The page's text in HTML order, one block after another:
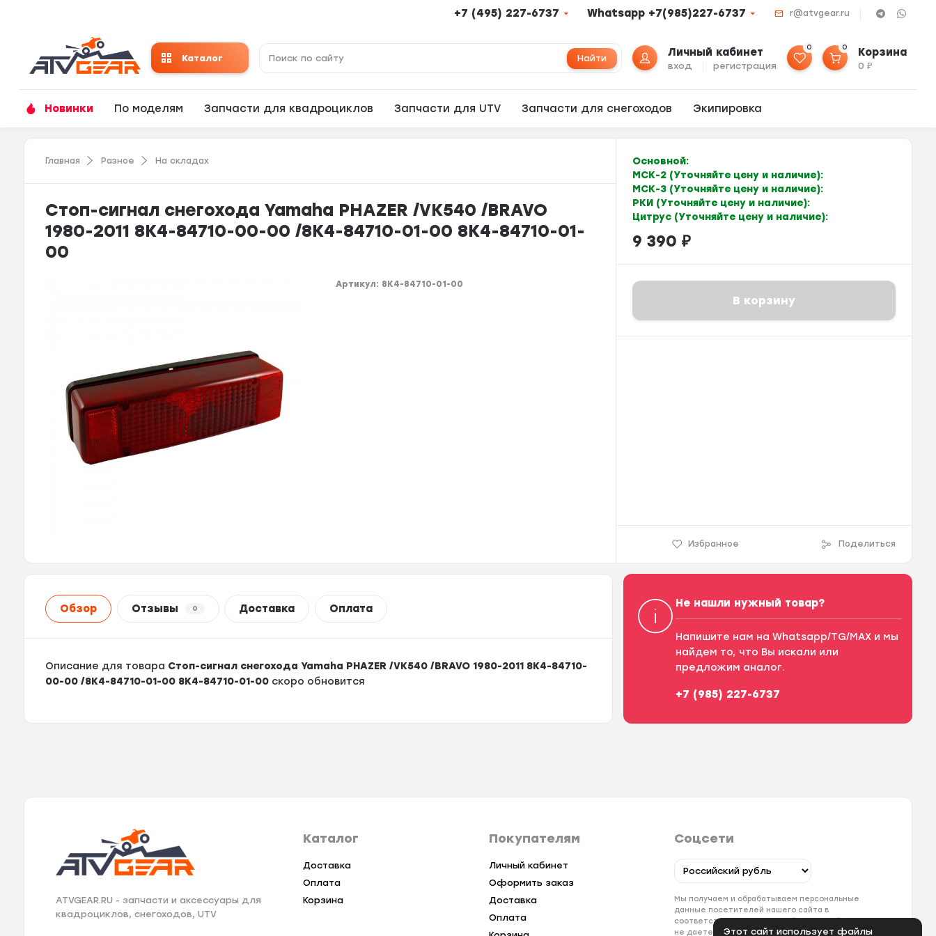
Этот сайт использует файлы
+7 (495) 227-6737 Whatsapp +7(985)227-6737 r@atvgear.ru
Каталог Найти Личный кабинет
вход регистрация
0 0 Корзина
0₽
Новинки По моделям Запчасти для квадроциклов Запчасти для UTV Запчасти для снегоходов Экипировка
Главная Разное На складах
Стоп-сигнал снегохода Yamaha PHAZER /VK540 /BRAVO
1980-2011 8K4-84710-00-00 /8K4-84710-01-00 8K4-84710-01-
00
Артикул: 8K4-84710-01-00
Основной:
МСК-2 (Уточняйте цену и наличие):
МСК-3 (Уточняйте цену и наличие):
РКИ (Уточняйте цену и наличие):
Цитрус (Уточняйте цену и наличие):
9 390 ₽
В корзину
Избранное Поделиться
Обзор Отзывы 0 Доставка Оплата
Описание для товара Стоп-сигнал снегохода Yamaha PHAZER /VK540 /BRAVO 1980-2011 8K4-84710-
00-00 /8K4-84710-01-00 8K4-84710-01-00 скоро обновится
Не нашли нужный товар?
Напишите нам на Whatsapp/TG/MAX и мы
найдем то, что Вы искали или
предложим аналог.
+7 (985) 227-6737
ATVGEAR.RU - запчасти и аксессуары для
квадроциклов, снегоходов, UTV
Каталог
Доставка
Оплата
Корзина
Покупателям
Личный кабинет
Оформить заказ
Доставка
Оплата
Соцсети
Мы получаем и обрабатываем персональные
данные посетителей нашего сайта в
соответствии софициальной политикой. Если вы
не даете согласия на обработку своих